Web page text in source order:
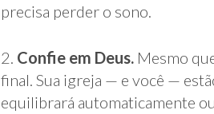
precisa perder o sono.
2. Confie em Deus. Mesmo
final. Sua igreja — e você —
equilibrará automaticamente